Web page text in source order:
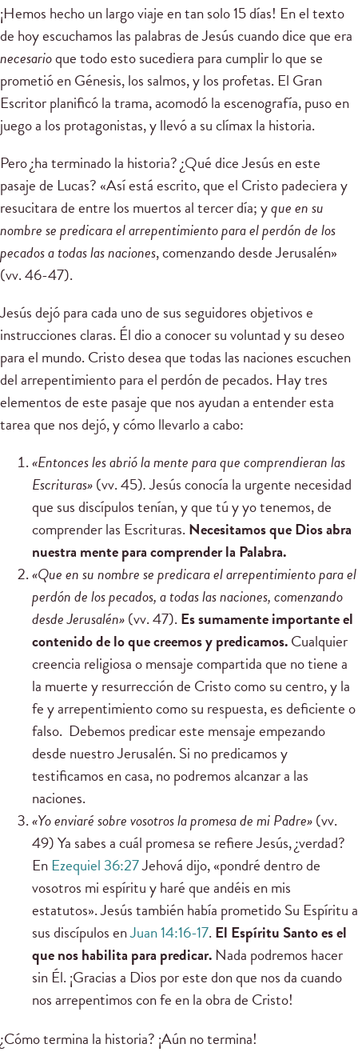
¡Hemos hecho un largo viaje en tan solo 15 días! En el texto
de hoy escuchamos las palabras de Jesús cuando dice que era
necesarioque todo esto sucediera para cumplir lo que se
prometió en Génesis, los salmos, y los profetas. El Gran
Escritor planificó la trama, acomodó la escenografía, puso en
juego a los protagonistas, y llevó a su clímax la historia.
Pero ¿ha terminado la historia? ¿Qué dice Jesús en este
pasaje de Lucas? «Así está escrito, que el Cristo padeciera y
resucitara de entre los muertos al tercer día; yque en su
nombre se predicara el arrepentimiento para el perdón de los
pecados a todas las naciones, comenzando desde Jerusalén»
(vv. 46-47).
Jesús dejó para cada uno de sus seguidores objetivos e
instrucciones claras. Él dio a conocer su voluntad y su deseo
para el mundo. Cristo desea que todas las naciones escuchen
del arrepentimiento para el perdón de pecados. Hay tres
elementos de este pasaje que nos ayudan a entender esta
tarea que nos dejó, y cómo llevarlo a cabo:
«Entonces les abrió la mente para que comprendieran las
Escrituras»(vv. 45).Jesús conocía la urgente necesidad
que sus discípulos tenían, y que tú y yo tenemos, de
comprender las Escrituras. Necesitamos que Dios abra
nuestra mente para comprender la Palabra.
«Que en su nombre se predicara el arrepentimiento para el
perdón de los pecados, a todas las naciones, comenzando
desde Jerusalén»(vv. 47). Es sumamente importante el
contenido de lo que creemos y predicamos.Cualquier
creencia religiosa o mensaje compartida que no tiene a
la muerte y resurrección de Cristo como su centro, y la
fe y arrepentimiento como su respuesta, es deficiente o
falso. Debemos predicar este mensaje empezando
desde nuestro Jerusalén. Si no predicamos y
testificamos en casa, no podremos alcanzar a las
naciones.
«Yo enviaré sobre vosotros la promesa de mi Padre»(vv.
49) Ya sabes a cuál promesa se refiere Jesús, ¿verdad?
En Ezequiel 36:27Jehová dijo, «pondré dentro de
vosotros mi espíritu y haré que andéis en mis
estatutos». Jesús también había prometido Su Espíritu a
sus discípulos enJuan 14:16-17. El Espíritu Santo es el
que nos habilita para predicar. Nada podremos hacer
sin Él. ¡Gracias a Dios por este don que nos da cuando
nos arrepentimos con fe en la obra de Cristo!
¿Cómo termina la historia? ¡Aún no termina!